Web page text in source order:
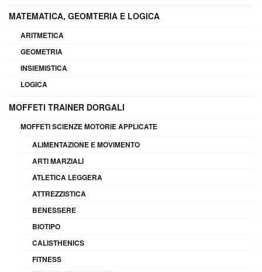
MATEMATICA, GEOMTERIA E LOGICA
ARITMETICA
GEOMETRIA
INSIEMISTICA
LOGICA
MOFFETI TRAINER DORGALI
MOFFETI SCIENZE MOTORIE APPLICATE
ALIMENTAZIONE E MOVIMENTO
ARTI MARZIALI
ATLETICA LEGGERA
ATTREZZISTICA
BENESSERE
BIOTIPO
CALISTHENICS
FITNESS